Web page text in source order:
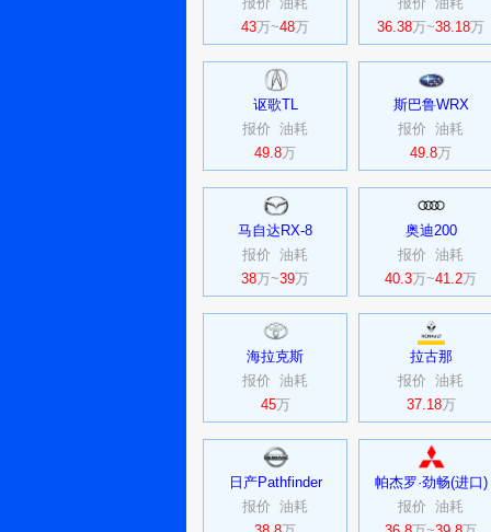
43万~48万
36.38万~38.18万
讴歌TL
报价 油耗
49.8万
斯巴鲁WRX
报价 油耗
49.8万
马自达RX-8
报价 油耗
38万~39万
奥迪200
报价 油耗
40.3万~41.2万
海拉克斯
报价 油耗
45万
拉古那
报价 油耗
37.18万
日产Pathfinder
报价 油耗
帕杰罗·劲畅(进口)
报价 油耗